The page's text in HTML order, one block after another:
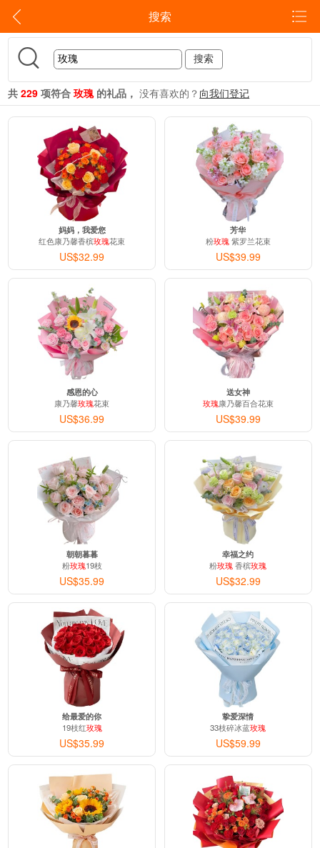
搜索
共229 项符合玫瑰的礼品， 没有喜欢的？ 向我们登记
妈妈，我爱您
红色康乃馨香槟玫瑰花束
US$32.99
芳华
粉玫瑰紫罗兰花束
US$39.99
感恩的心
康乃馨玫瑰花束
US$36.99
送女神
玫瑰康乃馨百合花束
US$39.99
朝朝暮暮
粉玫瑰19枝
US$35.99
幸福之约
粉玫瑰 香槟玫瑰
US$32.99
给最爱的你
19枝红玫瑰
US$35.99
挚爱深情
33枝碎冰蓝玫瑰
US$59.99